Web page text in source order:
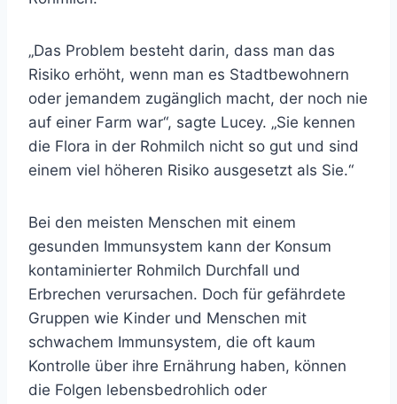
„Das Problem besteht darin, dass man das
Risiko erhöht, wenn man es Stadtbewohnern
oder jemandem zugänglich macht, der noch nie
auf einer Farm war“, sagte Lucey. „Sie kennen
die Flora in der Rohmilch nicht so gut und sind
einem viel höheren Risiko ausgesetzt als Sie.“
Bei den meisten Menschen mit einem
gesunden Immunsystem kann der Konsum
kontaminierter Rohmilch Durchfall und
Erbrechen verursachen. Doch für gefährdete
Gruppen wie Kinder und Menschen mit
schwachem Immunsystem, die oft kaum
Kontrolle über ihre Ernährung haben, können
die Folgen lebensbedrohlich oder